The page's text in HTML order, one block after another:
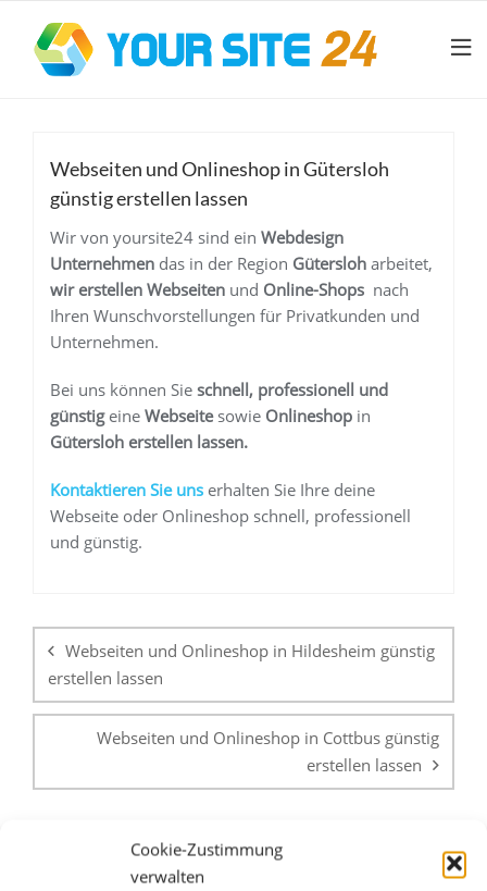
Cookie-Zustimmung
verwalten
Webseiten und Onlineshop in Gütersloh
günstig erstellen lassen
Wir von yoursite24 sind ein Webdesign
Unternehmen das in der Region Gütersloh arbeitet,
wir erstellen Webseiten und Online-Shops nach
Ihren Wunschvorstellungen für Privatkunden und
Unternehmen.
Bei uns können Sie schnell, professionell und
günstigeine Webseitesowie Onlineshop in
Gütersloh erstellen lassen.
Kontaktieren Sie uns erhalten Sie Ihre deine
Webseite oder Onlineshop schnell, professionell
und günstig.
Webseiten und Onlineshop in Hildesheim günstig
erstellen lassen
Webseiten und Onlineshop in Cottbus günstig
erstellen lassen